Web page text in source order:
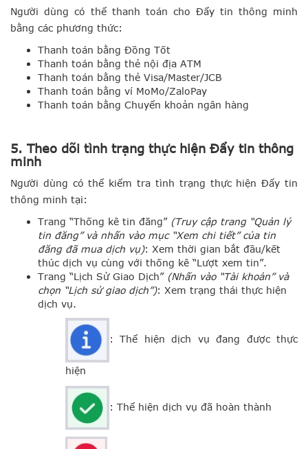
Người dùng có thể thanh toán cho Đẩy tin thông minh
bằng các phương thức:
Thanh toán bằng Đồng Tốt
Thanh toán bằng thẻ nội địa ATM
Thanh toán bằng thẻ Visa/Master/JCB
Thanh toán bằng ví MoMo/ZaloPay
Thanh toán bằng Chuyển khoản ngân hàng
5. Theo dõi tình trạng thực hiện Đẩy tin thông
minh
Người dùng có thể kiểm tra tình trạng thực hiện Đẩy tin
thông minh tại:
Trang “Thống kê tin đăng”(Truy cập trang “Quản lý
tin đăng” và nhấn vào mục “Xem chi tiết” của tin
đăng đã mua dịch vụ): Xem thời gian bắt đầu/kết
thúc dịch vụ cùng với thống kê “Lượt xem tin”.
Trang “Lịch Sử Giao Dịch” (Nhấn vào “Tài khoản” và
chọn “Lịch sử giao dịch”): Xem trạng thái thực hiện
dịch vụ.
: Thể hiện dịch vụ đang được thực
hiện
: Thể hiện dịch vụ đã hoàn thành